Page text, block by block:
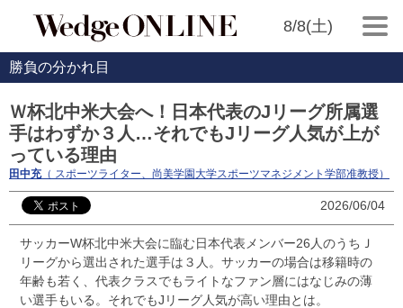
8/8(土)
勝負の分かれ目
Ｗ杯北中米大会へ！日本代表のJリーグ所属選
手はわずか３人…それでもJリーグ人気が上が
っている理由
田中充（ スポーツライター、尚美学園大学スポーツマネジメント学部准教授）
2026/06/04
サッカーW杯北中米大会に臨む日本代表メンバー26人のうちＪ
リーグから選出された選手は３人。サッカーの場合は移籍時の
年齢も若く、代表クラスでもライトなファン層にはなじみの薄
い選手もいる。それでもJリーグ人気が高い理由とは。